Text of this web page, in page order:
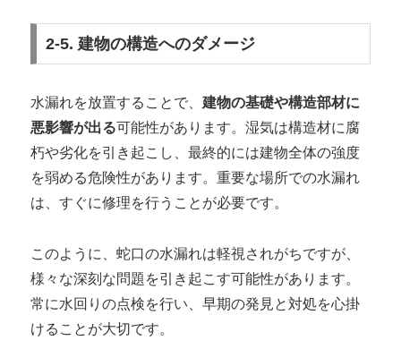
2-5. 建物の構造へのダメージ
水漏れを放置することで、 建物の基礎や構造部材に
悪影響が出る可能性があります。湿気は構造材に腐
朽や劣化を引き起こし、最終的には建物全体の強度
を弱める危険性があります。重要な場所での水漏れ
は、すぐに修理を行うことが必要です。
このように、蛇口の水漏れは軽視されがちですが、
様々な深刻な問題を引き起こす可能性があります。
常に水回りの点検を行い、早期の発見と対処を心掛
けることが大切です。